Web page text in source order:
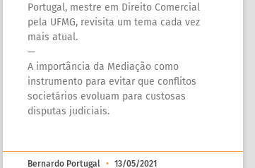
Portugal, mestre em Direito Comercial
pela UFMG, revisita um tema cada vez
mais atual.
—
A importância da Mediação como
instrumento para evitar que conflitos
societários evoluam para custosas
disputas judiciais.
Bernardo Portugal 13/05/2021